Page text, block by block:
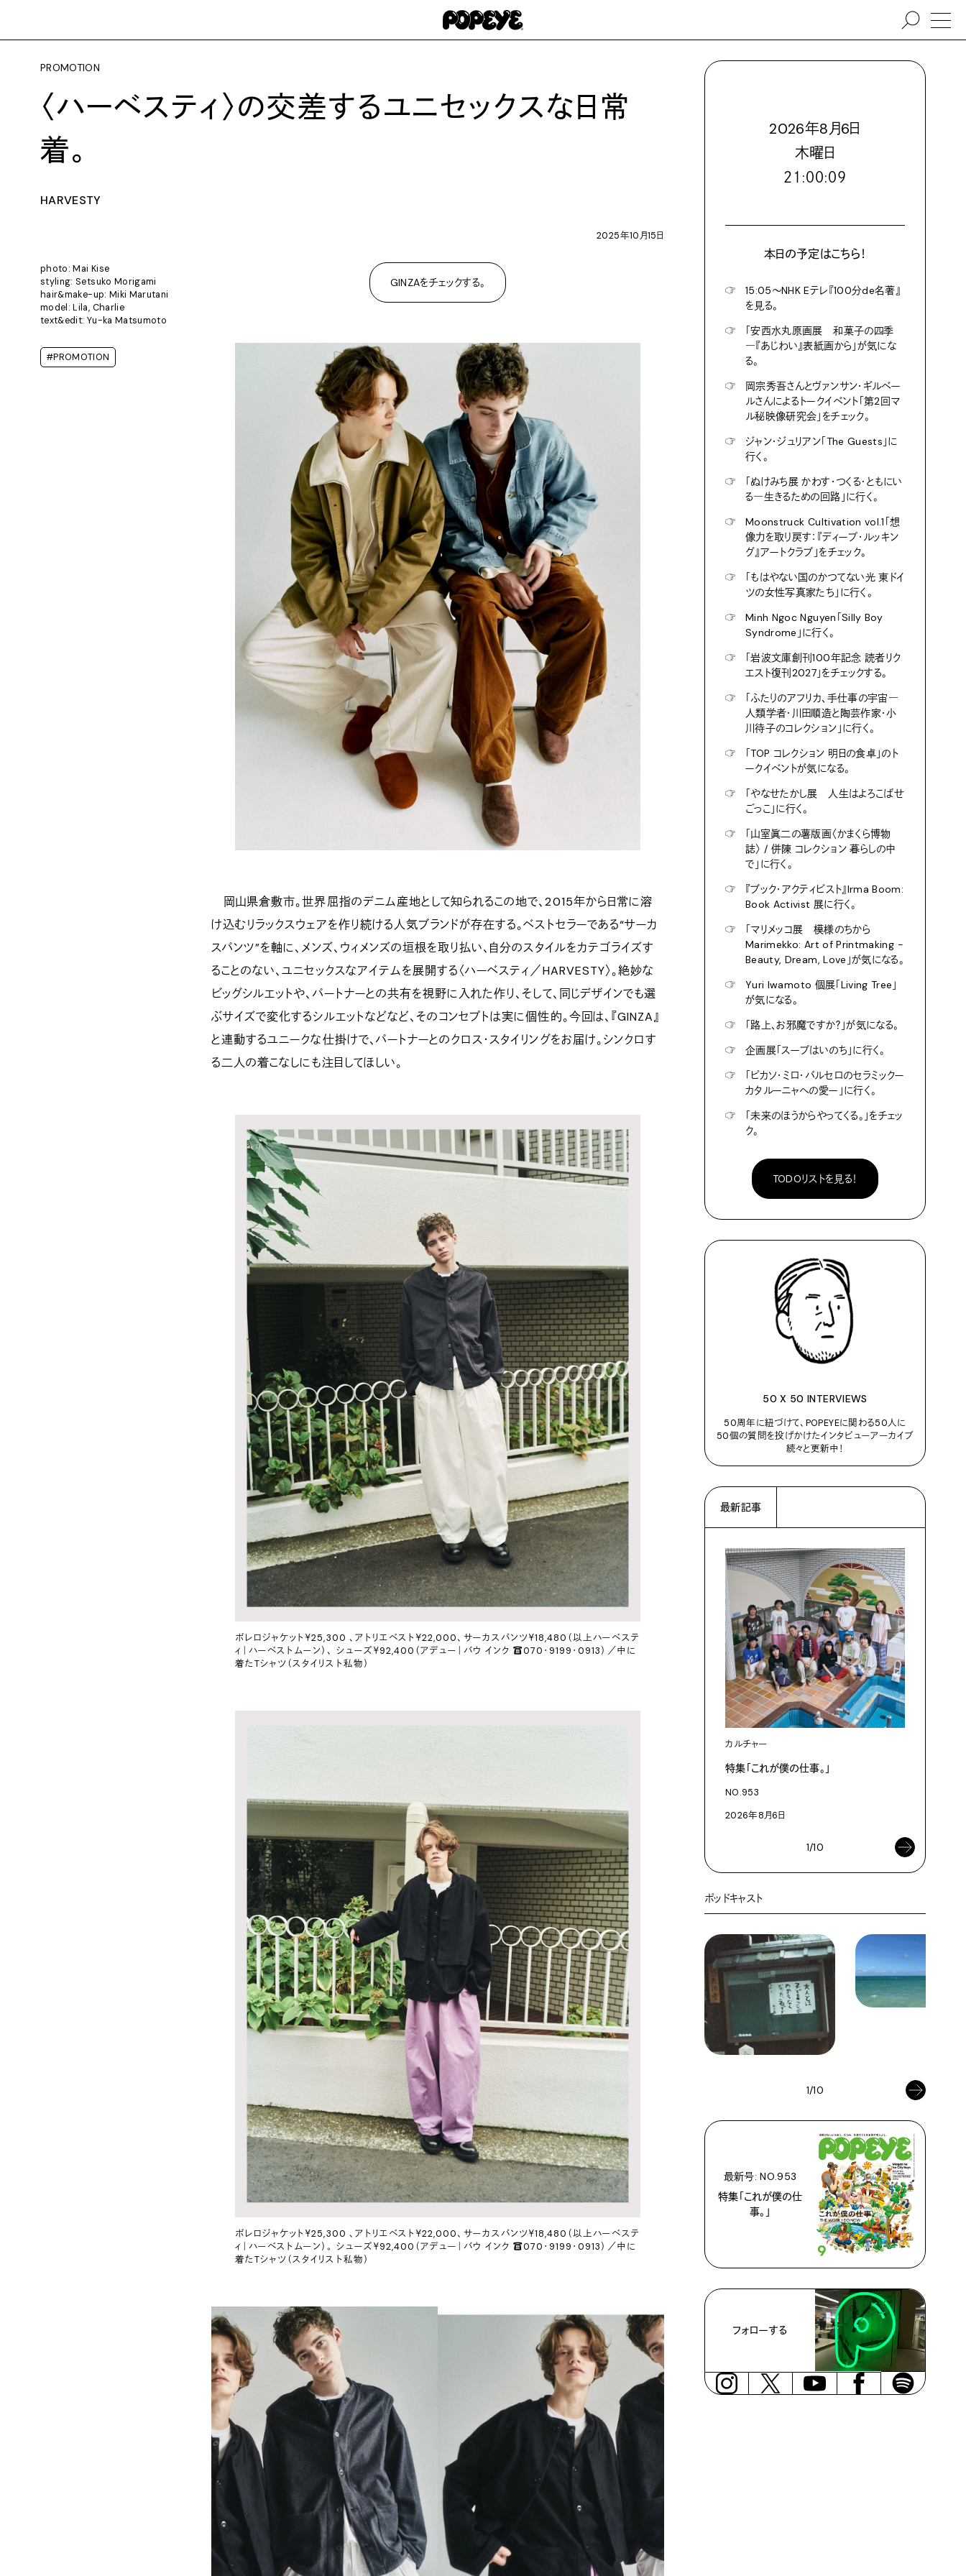
PROMOTION
〈ハーベスティ〉の交差するユニセックスな日常
着。
HARVESTY
2025年10月15日
photo: Mai Kise
styling: Setsuko Morigami
hair&make-up: Miki Marutani
model: Lila, Charlie
text&edit: Yu-ka Matsumoto
#PROMOTION
GINZAをチェックする。
岡山県倉敷市。世界屈指のデニム産地として知られるこの地で、2015年から日常に溶
け込むリラックスウェアを作り続ける人気ブランドが存在する。ベストセラーである“サーカ
スパンツ”を軸に、メンズ、ウィメンズの垣根を取り払い、自分のスタイルをカテゴライズす
ることのない、ユニセックスなアイテムを展開する〈ハーベスティ／HARVESTY〉。絶妙な
ビッグシルエットや、パートナーとの共有を視野に入れた作り、そして、同じデザインでも選
ぶサイズで変化するシルエットなどなど、そのコンセプトは実に個性的。今回は、『GINZA』
と連動するユニークな仕掛けで、パートナーとのクロス・スタイリングをお届け。シンクロす
る二人の着こなしにも注目してほしい。
ボレロジャケット￥25,300 、アトリエベスト￥22,000、サーカスパンツ￥18,480（以上ハーベステ
ィ｜ハーベストムーン）、 シューズ￥92,400（アデュー｜バウ インク ☎︎070・9199・0913）／中に
着たTシャツ（スタイリスト私物）
ボレロジャケット￥25,300 、アトリエベスト￥22,000、サーカスパンツ￥18,480（以上ハーベステ
ィ｜ハーベストムーン）。 シューズ￥92,400（アデュー｜バウ インク ☎︎070・9199・0913）／中に
着たTシャツ（スタイリスト私物）
2026年8月6日
木曜日
２１:００:１０
本日の予定はこちら！
☞
15:05〜NHK Eテレ『100分de名著』
を見る。
☞
「安西水丸原画展 和菓子の四季
―『あじわい』表紙画から」が気にな
る。
☞
岡宗秀吾さんとヴァンサン・ギルベー
ルさんによるトークイベント「第2回マ
ル秘映像研究会」をチェック。
☞
ジャン・ジュリアン「The Guests」に
行く。
☞
「ぬけみち展 かわす・つくる・ともにい
る―生きるための回路」に行く。
☞
Moonstruck Cultivation vol.1「想
像力を取り戻す：『ディープ・ルッキン
グ』アートクラブ」をチェック。
☞
「もはやない国のかつてない光 東ドイ
ツの女性写真家たち」に行く。
☞
Minh Ngoc Nguyen「Silly Boy
Syndrome」に行く。
☞
「岩波文庫創刊100年記念 読者リク
エスト復刊2027」をチェックする。
☞
「ふたりのアフリカ、手仕事の宇宙―
人類学者・川田順造と陶芸作家・小
川待子のコレクション」に行く。
☞
「TOP コレクション 明日の食卓」のト
ークイベントが気になる。
☞
「やなせたかし展 人生はよろこばせ
ごっこ」に行く。
☞
「山室眞二の薯版画〈かまくら博物
誌〉 / 併陳 コレクション 暮らしの中
で」に行く。
☞
『ブック・アクティビスト』Irma Boom:
Book Activist 展に行く。
☞
「マリメッコ展 模様のちから
Marimekko: Art of Printmaking -
Beauty, Dream, Love」が気になる。
☞
Yuri Iwamoto 個展「Living Tree」
が気になる。
☞
「路上、お邪魔ですか？」が気になる。
☞
企画展「スープはいのち」に行く。
☞
「ピカソ・ミロ・バルセロのセラミックー
カタルーニャへの愛ー」に行く。
☞
「未来のほうからやってくる。」をチェッ
ク。
TODOリストを見る！
50 X 50 INTERVIEWS
50周年に紐づけて、POPEYEに関わる50人に
50個の質問を投げかけたインタビューアーカイブ
続々と更新中！
最新記事
カルチャー
特集「これが僕の仕事。」
NO.953
2026年8月6日
1/10
ポッドキャスト
1/10
最新号: NO.953
特集「これが僕の仕
事。」
フォローする